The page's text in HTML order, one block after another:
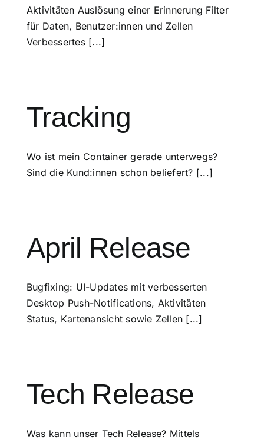
Aktivitäten Auslösung einer Erinnerung Filter
für Daten, Benutzer:innen und Zellen
Verbessertes [...]
Tracking
Wo ist mein Container gerade unterwegs?
Sind die Kund:innen schon beliefert? [...]
April Release
Bugfixing: UI-Updates mit verbesserten
Desktop Push-Notifications, Aktivitäten
Status, Kartenansicht sowie Zellen [...]
Tech Release
Was kann unser Tech Release? Mittels